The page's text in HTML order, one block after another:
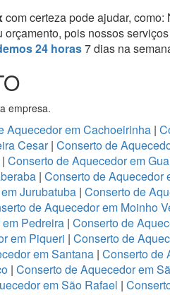
com certeza pode ajudar, como:
pois nossos
24 horas7 dias na
empresa.
Aquecedor em Cachoeirinha|
Cesar| Conserto de
| Conserto de Aquecedor em
| Conserto de Aquecedor
Jurubatuba| Conserto de
de Aquecedor em Moinho
Pedreira | Conserto de
em Piqueri | Conserto de
em Santana | Conserto de
| Conserto de Aquecedor em
em São Rafael |